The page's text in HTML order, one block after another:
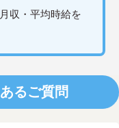
収・平均時給を
るご質問